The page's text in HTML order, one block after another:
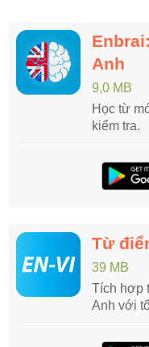
Anh
9,0 MB
Học từ
kiểm tra.
Từ
39 MB
Tích hợp
Anh với